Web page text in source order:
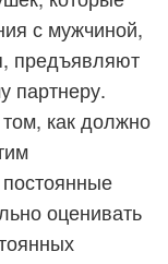
с мужчиной,
предъявляют
партнеру.
как должно
оценивать